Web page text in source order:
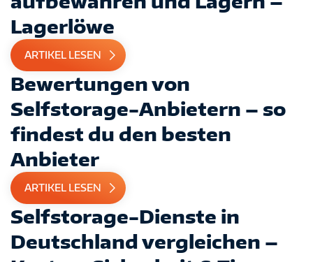
Lagerlöwe
ARTIKEL LESEN
Bewertungen von
Selfstorage-Anbietern – so
findest du den besten
Anbieter
ARTIKEL LESEN
Selfstorage-Dienste in
Deutschland vergleichen –